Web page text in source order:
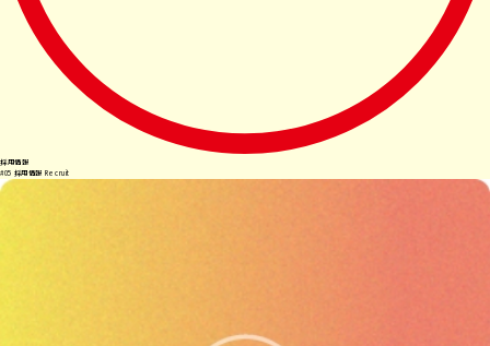
採用情報
#05 採用情報 Recruit